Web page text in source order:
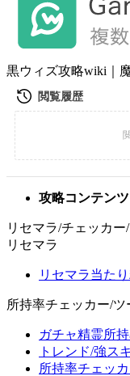
黒ウィズ攻略wiki｜
攻略コンテンツ
リセマラ/チェッカー
リセマラ
リセマラ当た
所持率チェッカー/ツ
ガチャ精霊所
トレンド/強ス
所持率チェッ